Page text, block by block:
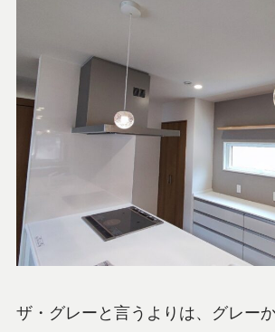
ザ・グレーと言うよりは、グレー